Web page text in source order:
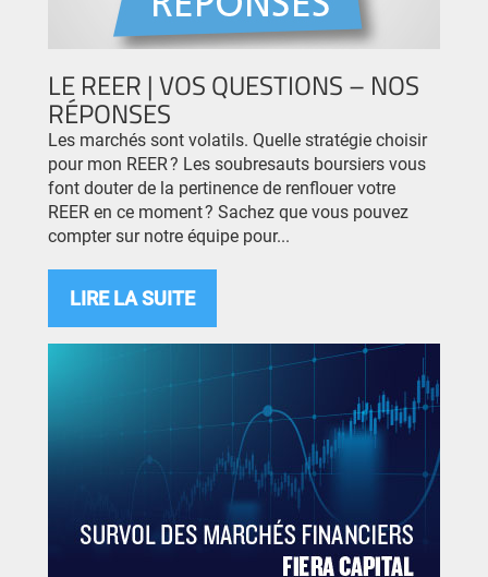
LE REER | VOS QUESTIONS – NOS
RÉPONSES
Les marchés sont volatils. Quelle stratégie choisir
pour mon REER ? Les soubresauts boursiers vous
font douter de la pertinence de renflouer votre
REER en ce moment ? Sachez que vous pouvez
compter sur notre équipe pour...
LIRE LA SUITE